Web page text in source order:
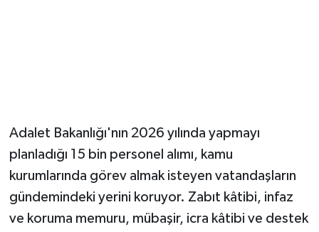
Adalet Bakanlığı'nın 2026 yılında yapmayı
planladığı 15 bin personel alımı, kamu
kurumlarında görev almak isteyen vatandaşların
gündemindeki yerini koruyor. Zabıt kâtibi, infaz
ve koruma memuru, mübaşir, icra kâtibi ve destek